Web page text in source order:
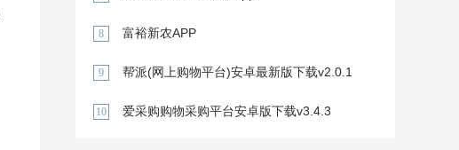
8 富裕新农APP
9 帮派(网上购物平台)安卓最新版下载v2.0.1
10 爱采购购物采购平台安卓版下载v3.4.3